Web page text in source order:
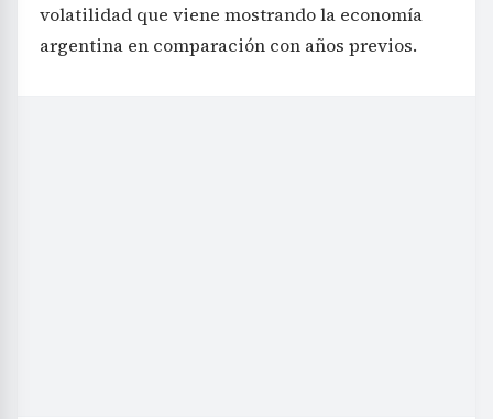
volatilidad que viene mostrando la economía
argentina en comparación con años previos.